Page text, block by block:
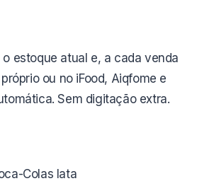
estoque atual e, a cada venda
ou no iFood, Aiqfome e
Sem digitação extra.
Colas lata